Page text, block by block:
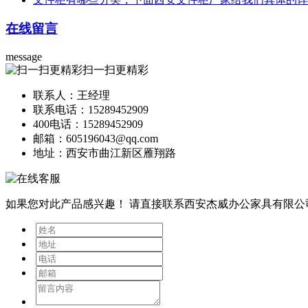
在线留言
message
扫一扫更精彩
联系人：王经理
联系电话：15289452909
400电话：15289452909
邮箱：605196043@qq.com
地址：西安市曲江新区雁翔路
如果您对此产品感兴趣！ 请直接联系西安杰威办公家具有限公